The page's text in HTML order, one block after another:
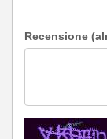
Recensione